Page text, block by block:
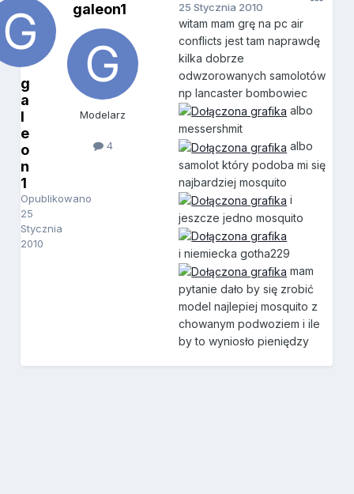
g
a
l
e
o
n
1
Opublikowano
25
Stycznia
2010
galeon1
Modelarz
4
25 Stycznia 2010
witam mam grę na pc air
conflicts jest tam naprawdę
kilka dobrze
odwzorowanych samolotów
np lancaster bombowiec
albo
messershmit
albo
samolot który podoba mi się
najbardziej mosquito
i
jeszcze jedno mosquito
i niemiecka gotha229
mam
pytanie dało by się zrobić
model najlepiej mosquito z
chowanym podwoziem i ile
by to wyniosło pieniędzy